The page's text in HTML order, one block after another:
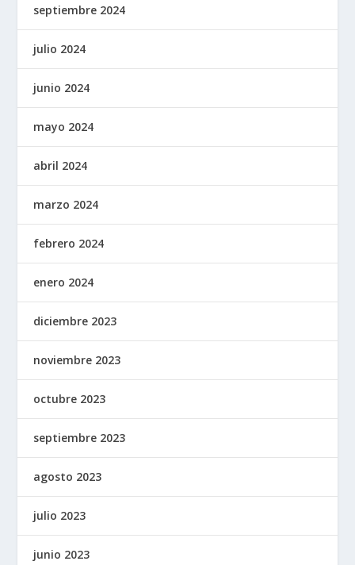
septiembre 2024
julio 2024
junio 2024
mayo 2024
abril 2024
marzo 2024
febrero 2024
enero 2024
diciembre 2023
noviembre 2023
octubre 2023
septiembre 2023
agosto 2023
julio 2023
junio 2023